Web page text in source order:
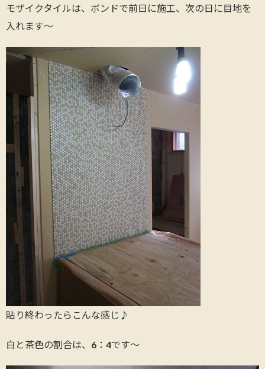
モザイクタイルは、ボンドで前日に施工、次の日に目地を
入れます～
貼り終わったらこんな感じ♪
白と茶色の割合は、6：4です～